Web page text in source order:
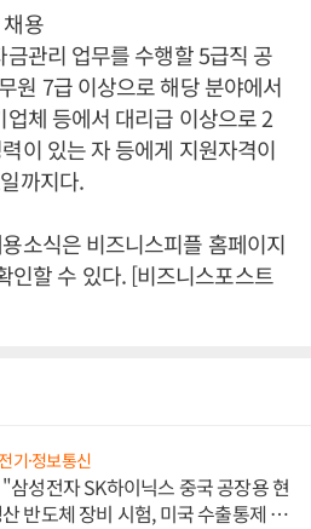
용
금관리 업무를 수행할 5급직 공
원 7급 이상으로 해당 분야에서
체 등에서 대리급 이상으로 2
이 있는 자 등에게 지원자격이
까지다.
소식은 비즈니스피플 홈페이지
할 수 있다. [비즈니스포스트
기·정보통신
삼성전자 SK하이닉스 중국 공장용 현
반도체 장비 시험, 미국 수출통제 대